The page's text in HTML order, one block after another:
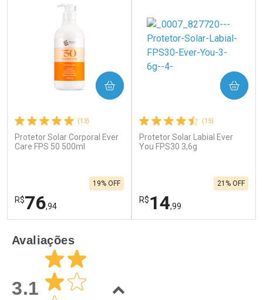
(13)
Protetor Solar Corporal Ever
Care FPS 50 500ml
R$76,94
19% OFF
COMPRAR
Laboratório
Por Menos
(15)
Protetor Solar Labial Ever
You FPS30 3,6g
R$14,99
21% OFF
COMPRAR
Avaliações
3.1